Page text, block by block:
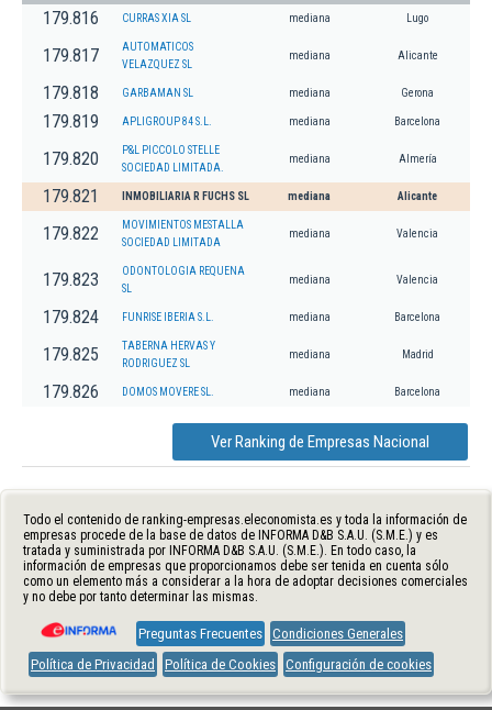
179.816 CURRAS XIA SL mediana Lugo
179.817
AUTOMATICOS
VELAZQUEZ SL
mediana Alicante
179.818 GARBAMAN SL mediana Gerona
179.819 APLIGROUP 84 S.L. mediana Barcelona
179.820
P&L PICCOLO STELLE
SOCIEDAD LIMITADA.
mediana Almería
179.821 INMOBILIARIA R FUCHS SL mediana Alicante
179.822
MOVIMIENTOS MESTALLA
SOCIEDAD LIMITADA
mediana Valencia
179.823
ODONTOLOGIA REQUENA
SL
mediana Valencia
179.824 FUNRISE IBERIA S.L. mediana Barcelona
179.825
TABERNA HERVAS Y
RODRIGUEZ SL
mediana Madrid
179.826 DOMOS MOVERE SL. mediana Barcelona
Ver Ranking de Empresas Nacional
Todo el contenido de ranking-empresas.eleconomista.es y toda la información de
empresas procede de la base de datos de INFORMA D&B S.A.U. (S.M.E.) y es
tratada y suministrada por INFORMA D&B S.A.U. (S.M.E.). En todo caso, la
información de empresas que proporcionamos debe ser tenida en cuenta sólo
como un elemento más a considerar a la hora de adoptar decisiones comerciales
y no debe por tanto determinar las mismas.
Preguntas Frecuentes Condiciones Generales
Política de Privacidad
Política de Cookies Configuración de cookies